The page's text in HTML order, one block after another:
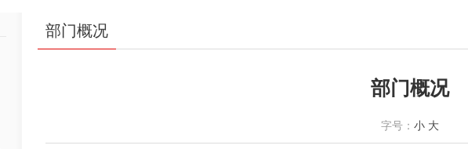
部门概况
部门概况
字号： 小 大